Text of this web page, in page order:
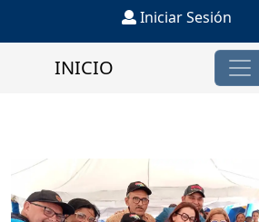
Iniciar Sesión
INICIO